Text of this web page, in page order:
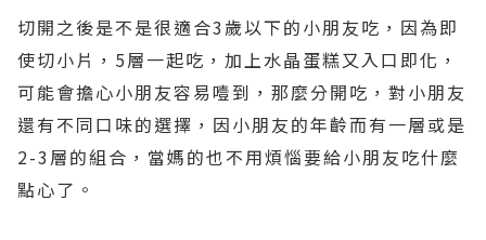
切開之後是不是很適合3歲以下的小朋友吃，因為即
使切小片，5層一起吃，加上水晶蛋糕又入口即化，
可能會擔心小朋友容易噎到，那麼分開吃，對小朋友
還有不同口味的選擇，因小朋友的年齡而有一層或是
2-3層的組合，當媽的也不用煩惱要給小朋友吃什麼
點心了。